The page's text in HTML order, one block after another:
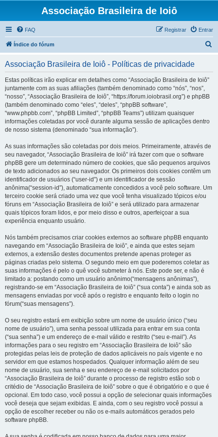
Associação Brasileira de Ioiô
FAQ Entrar
Registrar
Índice do fórum
Associação Brasileira de Ioiô - Políticas de privacidade
Estas políticas irão explicar em detalhes como “Associação Brasileira de Ioiô”
juntamente com as suas afiliações (também denominado como “nós”, “nos”,
“nosso”, “Associação Brasileira de Ioiô”, “https://forum.ioiobrasil.org”) e phpBB
(também denominado como “eles”, “deles”, “phpBB software”,
“www.phpbb.com”, “phpBB Limited”, “phpBB Teams”) utilizam quaisquer
informações coletadas por você durante alguma sessão de aplicações dentro
de nosso sistema (denominado “sua informação”).
As suas informações são coletadas por dois meios. Primeiramente, através de
seu navegador, “Associação Brasileira de Ioiô” irá fazer com que o software
phpBB gere um determinado número de cookies, que são pequenos arquivos
de texto adicionados ao seu navegador. Os primeiros dois cookies contêm um
identificador de usuários (“user-id”) e um identificador de sessão
anônima(“session-id”), automaticamente concedidos a você pelo software. Um
terceiro cookie será criado uma vez que você tenha visualizado tópicos e/ou
fóruns em “Associação Brasileira de Ioiô” e será utilizado para armazenar
quais tópicos foram lidos, e por meio disso e outros, aperfeiçoar a sua
experiência enquanto usuário.
Nós também precisamos criar cookies externos ao software phpBB enquanto
navegando em “Associação Brasileira de Ioiô”, e ainda que estes sejam
externos, a extensão destes documentos pretende apenas proteger as
páginas criadas pelo sistema. O segundo meio em que poderemos coletar as
suas informações é pelo o quê você submeter à nós. Este pode ser, e não é
limitado a: postando como um usuário anônimo(“mensagens anônimas”),
registrando-se em “Associação Brasileira de Ioiô” (“sua conta”) e ainda sob as
mensagens enviadas por você após o registro e enquanto feito o login no
fórum(“suas mensagens”).
O seu registro estará em exibição sobre um nome de usuário único (“seu
nome de usuário”), uma senha pessoal utilizada para entrar em sua conta
(“sua senha”) e um endereço de e-mail válido e restrito (“seu e-mail”). As
informações para o seu registro em “Associação Brasileira de Ioiô” são
protegidas pelas leis de proteção de dados aplicáveis no país vigente e no
servidor em que estamos hospedados. Qualquer informação além de seu
nome de usuário, sua senha e seu endereço de e-mail solicitados por
“Associação Brasileira de Ioiô” durante o processo de registro estão sob o
critédio de “Associação Brasileira de Ioiô” sobre o que é obrigatório e o que é
opcional. Em todo caso, você possui a opção de selecionar quais informações
você deseja que sejam exibidas. E ainda, com o seu registro você possui a
opção de escolher receber ou não os e-mails automáticos gerados pelo
software phpBB.